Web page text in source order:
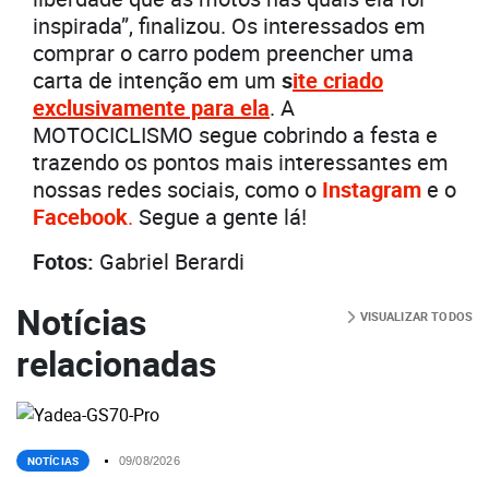
inspirada”, finalizou. Os interessados em
comprar o carro podem preencher uma
carta de intenção em um site criado
exclusivamente para ela. A
MOTOCICLISMO segue cobrindo a festa e
trazendo os pontos mais interessantes em
nossas redes sociais, como o Instagram e o
Facebook. Segue a gente lá!
Fotos: Gabriel Berardi
Notícias
relacionadas
VISUALIZAR TODOS
NOTÍCIAS 09/08/2026